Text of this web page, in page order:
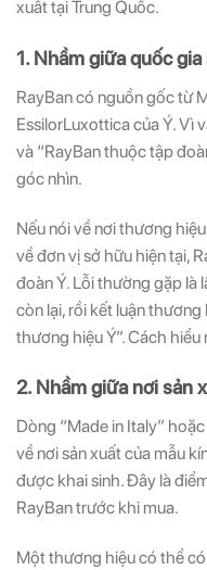
xuất tại Trung Quốc.
1. Nhầm giữa quốc
RayBan có nguồn gốc từ
EssilorLuxottica của Ý. Vì
và “RayBan thuộc tập
góc nhìn.
Nếu nói về nơi thương
về đơn vị sở hữu hiện tại,
đoàn Ý. Lỗi thường gặp là
còn lại, rồi kết luận
thương hiệu Ý”. Cách hiểu
2. Nhầm giữa nơi sản
Dòng “Made in Italy”
về nơi sản xuất của mẫu
được khai sinh. Đây là
RayBan trước khi mua.
Một thương hiệu có thể